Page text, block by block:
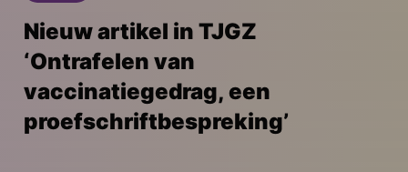
Nieuw artikel in TJGZ
‘Ontrafelen van
vaccinatiegedrag, een
proefschriftbespreking’